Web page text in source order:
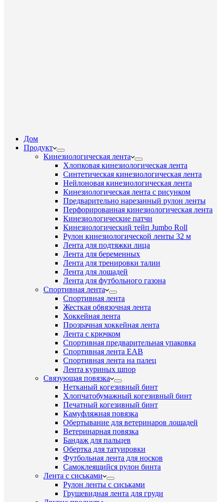
Дом
Продукт
Кинезиологическая лента
Хлопковая кинезиологическая лента
Синтетическая кинезиологическая лента
Нейлоновая кинезиологическая лента
Кинезиологическая лента с рисунком
Предварительно нарезанный рулон ленты
Перфорированная кинезиологическая лента
Кинезиологические патчи
Кинезиологический тейп Jumbo Roll
Рулон кинезиологической ленты 32 м
Лента для подтяжки лица
Лента для беременных
Лента для тренировки талии
Лента для лошадей
Лента для футбольного газона
Спортивная лента
Спортивная лента
Жесткая обвязочная лента
Хоккейная лента
Прозрачная хоккейная лента
Лента с крючком
Спортивная предварительная упаковка
Спортивная лента EAB
Спортивная лента на палец
Лента куриных шпор
Связующая повязка
Нетканый когезивный бинт
Хлопчатобумажный когезивный бинт
Печатный когезивный бинт
Камуфляжная повязка
Обертывание для ветеринаров лошадей
Ветеринарная повязка
Бандаж для пальцев
Обертка для татуировки
Футбольная лента для носков
Самоклеящийся рулон бинта
Лента с сиськами
Рулон ленты с сиськами
Грушевидная лента для груди